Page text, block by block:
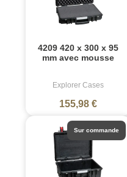
4209 420 x 300 x 95
mm avec mousse
Explorer Cases
155,98 €
Sur commande